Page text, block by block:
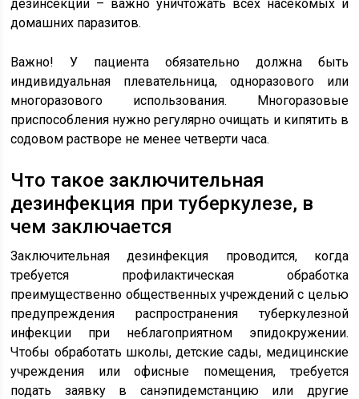
дезинсекции – важно уничтожать всех насекомых и
домашних паразитов.
Важно! У пациента обязательно должна быть
индивидуальная плевательница, одноразового или
многоразового использования. Многоразовые
приспособления нужно регулярно очищать и кипятить в
содовом растворе не менее четверти часа.
Что такое заключительная
дезинфекция при туберкулезе, в
чем заключается
Заключительная дезинфекция проводится, когда
требуется профилактическая обработка
преимущественно общественных учреждений с целью
предупреждения распространения туберкулезной
инфекции при неблагоприятном эпидокружении.
Чтобы обработать школы, детские сады, медицинские
учреждения или офисные помещения, требуется
подать заявку в санэпидемстанцию или другие